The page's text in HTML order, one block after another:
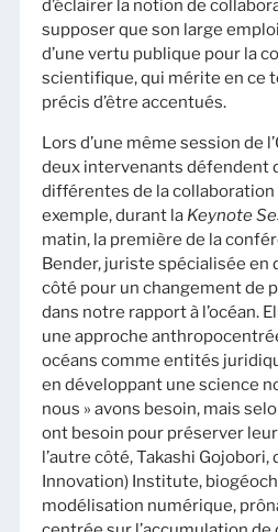
d’éclairer la notion de
supposer que son large
d’une vertu publique pour la
scientifique, qui mérite en ce
précis d’être accentués.
Lors d’une même session de
deux intervenants défendent
différentes de la
exemple, durant la Keynote
matin, la première de la
Bender, juriste spécialisée en
côté pour un changement de
dans notre rapport à l’océan.
une approche
océans comme entités
en développant une science
nous » avons besoin, mais
ont besoin pour préserver
l’autre côté, Takashi Gojobori,
Innovation) Institute,
modélisation numérique,